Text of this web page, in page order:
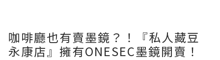
咖啡廳也有賣墨鏡？！『私人藏豆
永康店』擁有ONESEC墨鏡開賣！